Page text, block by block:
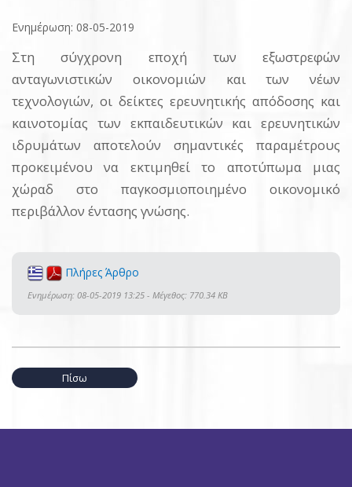
Ενημέρωση: 08-05-2019
Στη σύγχρονη εποχή των εξωστρεφών
ανταγωνιστικών οικονομιών και των νέων
τεχνολογιών, οι δείκτες ερευνητικής απόδοσης και
καινοτομίας των εκπαιδευτικών και ερευνητικών
ιδρυμάτων αποτελούν σημαντικές παραμέτρους
προκειμένου να εκτιμηθεί το αποτύπωμα μιας
χώραδ στο παγκοσμιοποιημένο οικονομικό
περιβάλλον έντασης γνώσης.
Πλήρες Άρθρο
Ενημέρωση: 08-05-2019 13:25 - Μέγεθος: 770.34 KB
Πίσω